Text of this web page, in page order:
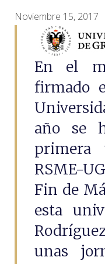
Noviembre 15, 2017
En el
firmado
año se
primera
RSME-
Fin de
esta
unas